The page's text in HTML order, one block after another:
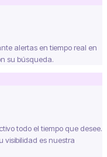
alertas en tiempo real en
su búsqueda.
todo el tiempo que desee.
visibilidad es nuestra